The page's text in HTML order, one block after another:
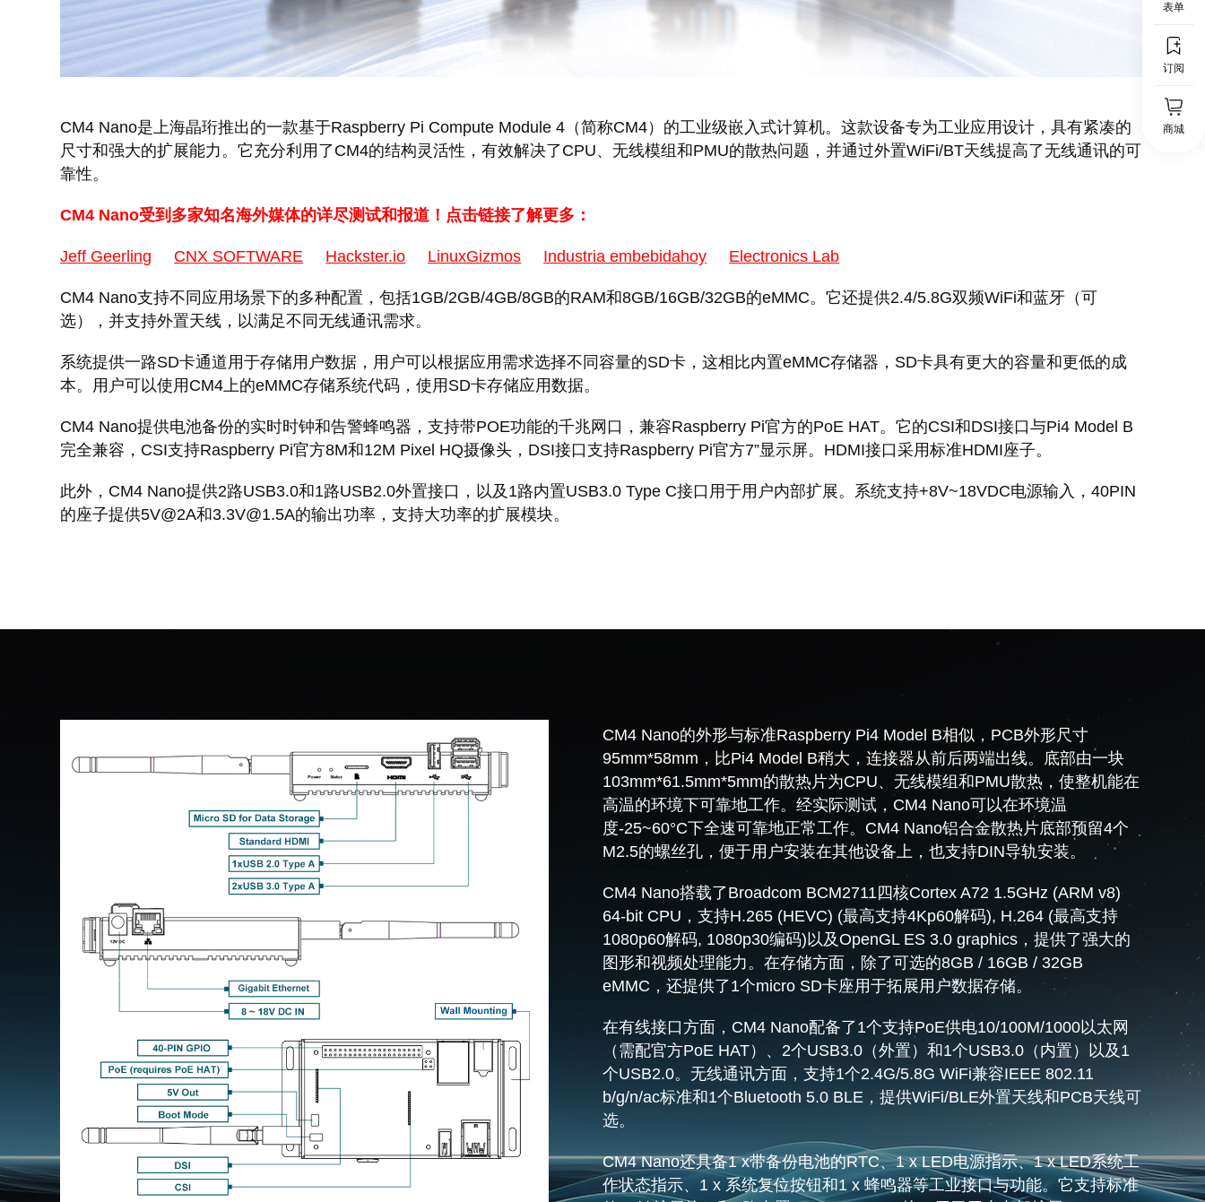
CM4 Nano是上海晶珩推出的一款基于Raspberry Pi Compute Module 4（简称CM4）的工业级嵌入式计算机。这款设备专为工业应用设计，具有紧凑的
尺寸和强大的扩展能力。它充分利用了CM4的结构灵活性，有效解决了CPU、无线模组和PMU的散热问题，并通过外置WiFi/BT天线提高了无线通讯的可
靠性。
CM4 Nano受到多家知名海外媒体的详尽测试和报道！点击链接了解更多：
Jeff Geerling CNX SOFTWARE Hackster.io LinuxGizmos Industria embebidahoy Electronics Lab
CM4 Nano支持不同应用场景下的多种配置，包括1GB/2GB/4GB/8GB的RAM和8GB/16GB/32GB的eMMC。它还提供2.4/5.8G双频WiFi和蓝牙（可
选），并支持外置天线，以满足不同无线通讯需求。
系统提供一路SD卡通道用于存储用户数据，用户可以根据应用需求选择不同容量的SD卡，这相比内置eMMC存储器，SD卡具有更大的容量和更低的成
本。用户可以使用CM4上的eMMC存储系统代码，使用SD卡存储应用数据。
CM4 Nano提供电池备份的实时时钟和告警蜂鸣器，支持带POE功能的千兆网口，兼容Raspberry Pi官方的PoE HAT。它的CSI和DSI接口与Pi4 Model B
完全兼容，CSI支持Raspberry Pi官方8M和12M Pixel HQ摄像头，DSI接口支持Raspberry Pi官方7”显示屏。HDMI接口采用标准HDMI座子。
此外，CM4 Nano提供2路USB3.0和1路USB2.0外置接口，以及1路内置USB3.0 Type C接口用于用户内部扩展。系统支持+8V~18VDC电源输入，40PIN
的座子提供5V@2A和3.3V@1.5A的输出功率，支持大功率的扩展模块。
CM4 Nano的外形与标准Raspberry Pi4 Model B相似，PCB外形尺寸
95mm*58mm，比Pi4 Model B稍大，连接器从前后两端出线。底部由一块
103mm*61.5mm*5mm的散热片为CPU、无线模组和PMU散热，使整机能在
高温的环境下可靠地工作。经实际测试，CM4 Nano可以在环境温
度-25~60°C下全速可靠地正常工作。CM4 Nano铝合金散热片底部预留4个
M2.5的螺丝孔，便于用户安装在其他设备上，也支持DIN导轨安装。
CM4 Nano搭载了Broadcom BCM2711四核Cortex A72 1.5GHz (ARM v8)
64-bit CPU，支持H.265 (HEVC) (最高支持4Kp60解码), H.264 (最高支持
1080p60解码, 1080p30编码)以及OpenGL ES 3.0 graphics，提供了强大的
图形和视频处理能力。在存储方面，除了可选的8GB / 16GB / 32GB
eMMC，还提供了1个micro SD卡座用于拓展用户数据存储。
在有线接口方面，CM4 Nano配备了1个支持PoE供电10/100M/1000以太网
（需配官方PoE HAT）、2个USB3.0（外置）和1个USB3.0（内置）以及1
个USB2.0。无线通讯方面，支持1个2.4G/5.8G WiFi兼容IEEE 802.11
b/g/n/ac标准和1个Bluetooth 5.0 BLE，提供WiFi/BLE外置天线和PCB天线可
选。
CM4 Nano还具备1 x带备份电池的RTC、1 x LED电源指示、1 x LED系统工
作状态指示、1 x 系统复位按钮和1 x 蜂鸣器等工业接口与功能。它支持标准
表单
订阅
商城